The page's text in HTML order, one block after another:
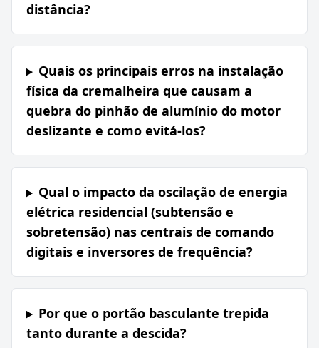
distância?
Quais os principais erros na instalação
física da cremalheira que causam a
quebra do pinhão de alumínio do motor
deslizante e como evitá-los?
Qual o impacto da oscilação de energia
elétrica residencial (subtensão e
sobretensão) nas centrais de comando
digitais e inversores de frequência?
Por que o portão basculante trepida
tanto durante a descida?